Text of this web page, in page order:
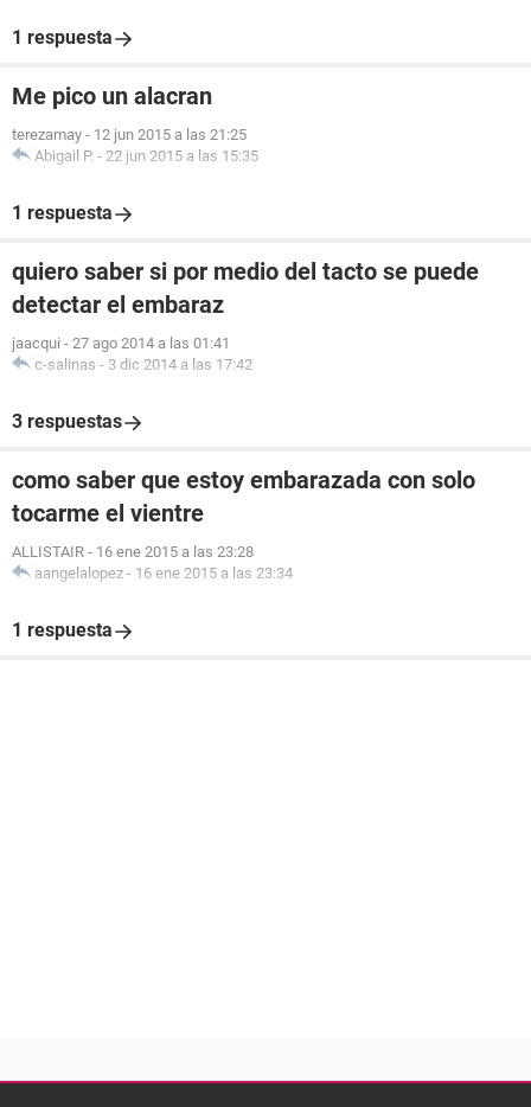
1 respuesta
Me pico un alacran
terezamay - 12 jun 2015 a las 21:25
Abigail P. - 22 jun 2015 a las 15:35
1 respuesta
quiero saber si por medio del tacto se puede
detectar el embaraz
jaacqui - 27 ago 2014 a las 01:41
c-salinas - 3 dic 2014 a las 17:42
3 respuestas
como saber que estoy embarazada con solo
tocarme el vientre
ALLISTAIR - 16 ene 2015 a las 23:28
aangelalopez - 16 ene 2015 a las 23:34
1 respuesta